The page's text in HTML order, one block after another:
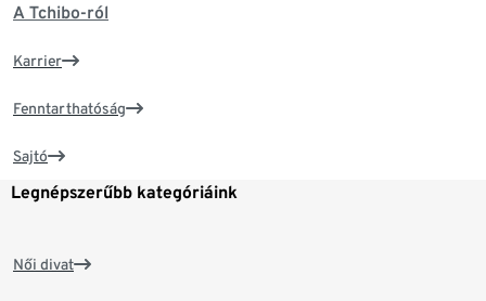
A Tchibo-ról
Karrier
Fenntarthatóság
Sajtó
Legnépszerűbb kategóriáink
Női divat